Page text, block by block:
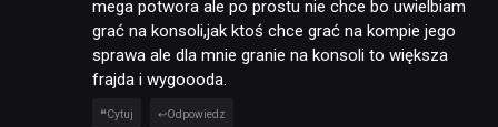
mega potwora ale po prostu nie chce bo uwielbiam
grać na konsoli,jak ktoś chce grać na kompie jego
sprawa ale dla mnie granie na konsoli to większa
frajda i wygoooda.
Cytuj Odpowiedz